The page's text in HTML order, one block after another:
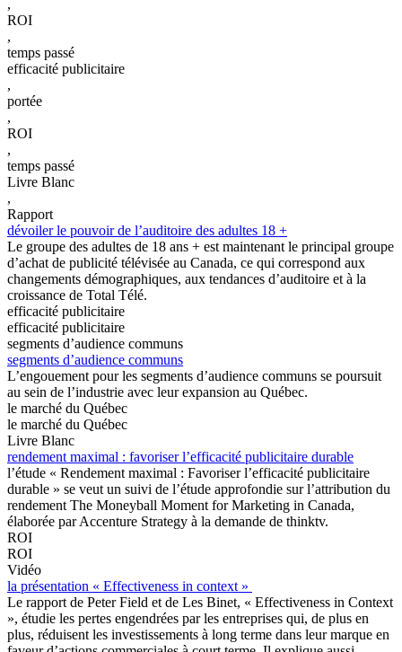
,
ROI
,
temps passé
efficacité publicitaire
,
portée
,
ROI
,
temps passé
Livre Blanc
,
Rapport
dévoiler le pouvoir de l’auditoire des adultes 18 +
Le groupe des adultes de 18 ans + est maintenant le principal groupe
d’achat de publicité télévisée au Canada, ce qui correspond aux
changements démographiques, aux tendances d’auditoire et à la
croissance de Total Télé.
efficacité publicitaire
efficacité publicitaire
segments d’audience communs
segments d’audience communs
L’engouement pour les segments d’audience communs se poursuit
au sein de l’industrie avec leur expansion au Québec.
le marché du Québec
le marché du Québec
Livre Blanc
rendement maximal : favoriser l’efficacité publicitaire durable
l’étude « Rendement maximal : Favoriser l’efficacité publicitaire
durable » se veut un suivi de l’étude approfondie sur l’attribution du
rendement The Moneyball Moment for Marketing in Canada,
élaborée par Accenture Strategy à la demande de thinktv.
ROI
ROI
Vidéo
la présentation « Effectiveness in context »
Le rapport de Peter Field et de Les Binet, « Effectiveness in Context
», étudie les pertes engendrées par les entreprises qui, de plus en
plus, réduisent les investissements à long terme dans leur marque en